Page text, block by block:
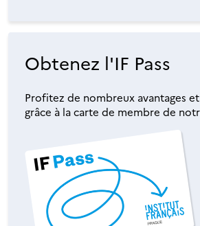
Obtenez l'IF Pass
Profitez de nombreux avantages
grâce à la carte de membre de